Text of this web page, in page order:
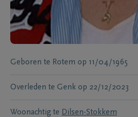
Geboren te Rotem op 11/04/1965
Overleden te Genk op 22/12/2023
Woonachtig te Dilsen-Stokkem